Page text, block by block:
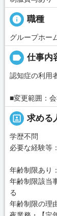
info 職種
グループホー
label 仕事内
認知症の利用
■変更範囲：
portrait 求める
学歴不問
必要な経験等
年齢制限あり
年齢制限該当
る
年齢制限の理